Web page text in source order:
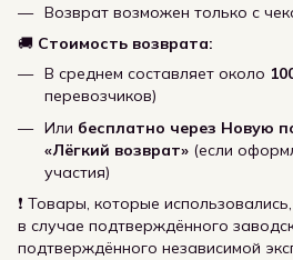
Возврат возможен только с
🚚 Стоимость возврата:
В среднем составляет около
перевозчиков)
Или бесплатно через Новую
«Лёгкий возврат» (если
участия)
❗ Товары, которые
в случае подтверждённого
подтверждённого независимой